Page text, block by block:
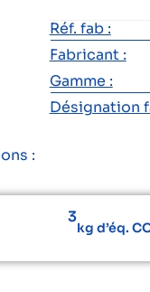
Réf. fab :
Fabricant :
Gamme :
Désignation
:
3
kg d’éq.